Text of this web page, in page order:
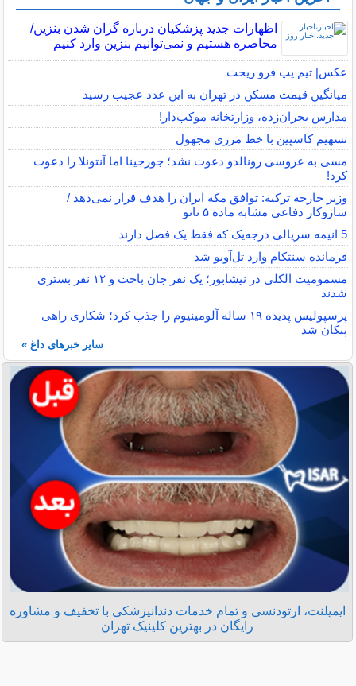
اظهارات جدید پزشکیان درباره گران شدن بنزین/
محاصره هستیم و نمی‌توانیم بنزین وارد کنیم
عکس| تیم پپ فرو ریخت
میانگین قیمت مسکن در تهران به این عدد عجیب رسید
مدارس بحران‌زده، وزارتخانه موکب‌دار!
تسهیم کاسپین با خط مرزی مجهول
مسی به عروسی رونالدو دعوت نشد؛ جورجینا اما آنتونلا را دعوت
کرد!
وزیر خارجه ترکیه: توافق مکه ایران را هدف قرار نمی‌دهد /
سازوکار دفاعی مشابه ماده ۵ ناتو
5 انیمه سریالی درجه‌یک که فقط یک فصل دارند
فرمانده سنتکام وارد تل‌آویو شد
مسمومیت الکلی در نیشابور؛ یک نفر جان باخت و ۱۲ نفر بستری
شدند
پرسپولیس پدیده ۱۹ ساله آلومینیوم را جذب کرد؛ شکاری راهی
پیکان شد
سایر خبرهای داغ »
ایمپلنت، ارتودنسی و تمام خدمات دندانپزشکی با تخفیف و مشاوره
رایگان در بهترین کلینیک تهران